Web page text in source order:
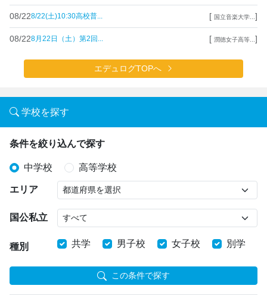
08/228/22(土)10:30高校普... [ 国立音楽大学... ]
08/228月22日（土）第2回... [ 潤徳女子高等... ]
エデュログTOPへ
学校を探す
条件を絞り込んで探す
中学校 高等学校
エリア
国公私立
種別 共学 男子校 女子校 別学
この条件で探す